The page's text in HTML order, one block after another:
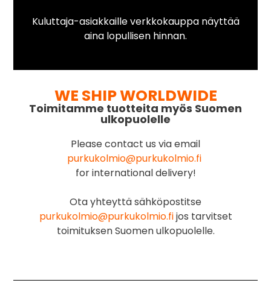
Kuluttaja-asiakkaille verkkokauppa näyttää
aina lopullisen hinnan.
WE SHIP WORLDWIDE
Toimitamme tuotteita myös Suomen
ulkopuolelle
Please contact us via email
purkukolmio@purkukolmio.fi
for international delivery!
Ota yhteyttä sähköpostitse
purkukolmio@purkukolmio.fijos tarvitset
toimituksen Suomen ulkopuolelle.